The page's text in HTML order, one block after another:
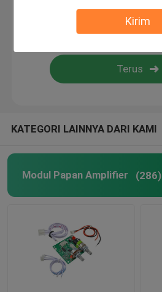
Kirim
Pengontrol Kelembaban Digital
Alat Penguji
KATEGORI LAINNYA DARI KAMI
Modul Papan Amplifier (286)